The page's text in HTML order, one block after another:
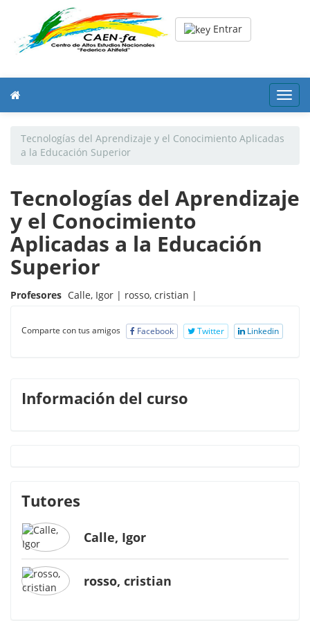
Entrar
Tecnologías del Aprendizaje y el Conocimiento Aplicadas
a la Educación Superior
Tecnologías del Aprendizaje
y el Conocimiento
Aplicadas a la Educación
Superior
Profesores Calle, Igor | rosso, cristian |
Comparte con tus amigos Facebook Twitter Linkedin
Información del curso
Tutores
Calle, Igor
rosso, cristian